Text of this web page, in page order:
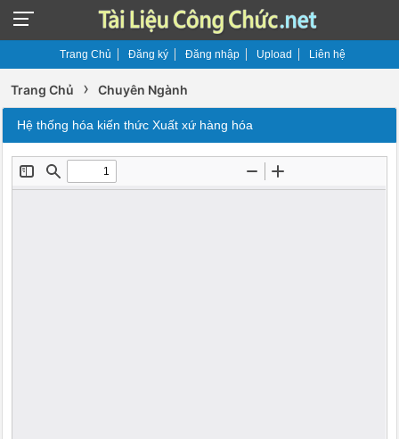
Trang Chủ Đăng ký Đăng nhập Upload Liên hệ
Trang Chủ › Chuyên Ngành
Hệ thống hóa kiến thức Xuất xứ hàng hóa